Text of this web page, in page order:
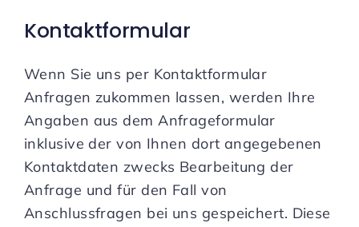
Kontaktformular
Wenn Sie uns per Kontaktformular
Anfragen zukommen lassen, werden Ihre
Angaben aus dem Anfrageformular
inklusive der von Ihnen dort angegebenen
Kontaktdaten zwecks Bearbeitung der
Anfrage und für den Fall von
Anschlussfragen bei uns gespeichert. Diese